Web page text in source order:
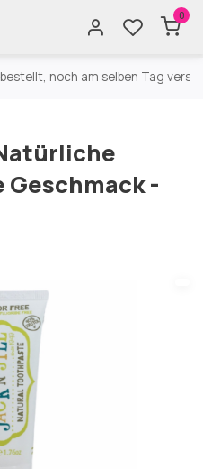
0
noch am selben Tag
Geschmack -